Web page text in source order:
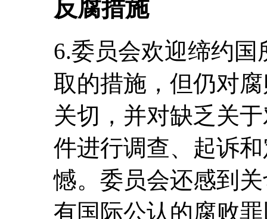
反腐措施
6.委员会欢迎缔约
取的措施，但仍对
关切，并对缺乏关
件进行调查、起诉
憾。委员会还感到
有国际公认的腐败